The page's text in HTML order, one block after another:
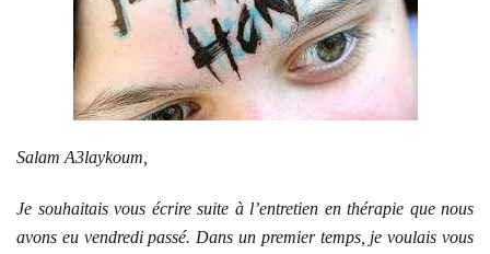
Salam A3laykoum,
Je souhaitais vous écrire suite à l’entretien en thérapie que nous
avons eu vendredi passé. Dans un premier temps, je voulais vous